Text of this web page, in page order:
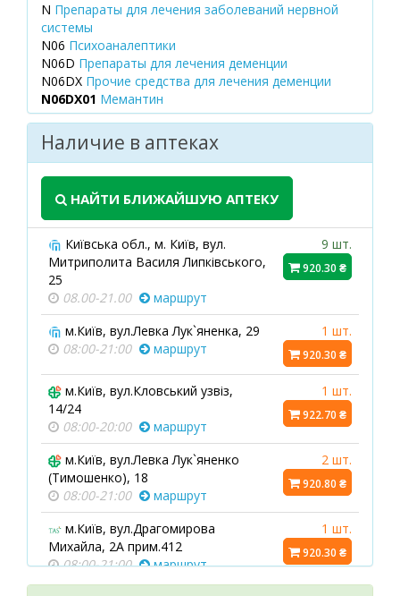
N Препараты для лечения заболеваний нервной
системы
N06 Психоаналептики
N06D Препараты для лечения деменции
N06DX Прочие средства для лечения деменции
N06DX01 Мемантин
Наличие в аптеках
НАЙТИ БЛИЖАЙШУЮ АПТЕКУ
Київська обл., м. Київ, вул.
Митриполита Василя Липківського,
25
08.00-21.00
маршрут
9 шт.
920.30 ₴
м.Київ, вул.Левка Лук`яненка, 29
08:00-21:00
маршрут
1 шт.
920.30 ₴
м.Київ, вул.Кловський узвіз,
14/24
08:00-20:00
маршрут
1 шт.
922.70 ₴
м.Київ, вул.Левка Лук`яненко
(Тимошенко), 18
08:00-21:00
маршрут
2 шт.
920.80 ₴
м.Київ, вул.Драгомирова
Михайла, 2А прим.412
08:00-21:00
маршрут
1 шт.
920.30 ₴